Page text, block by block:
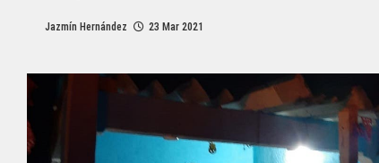
Jazmín Hernández 23 Mar 2021